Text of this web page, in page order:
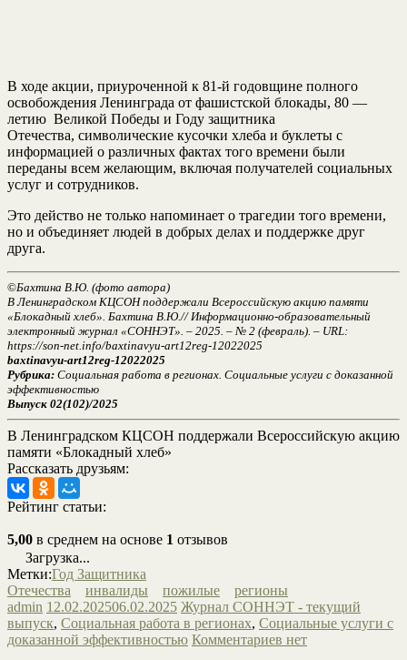
В ходе акции, приуроченной к 81-й годовщине полного
освобождения Ленинграда от фашистской блокады, 80 —
летию Великой Победы и Году защитника
Отечества, символические кусочки хлеба и буклеты с
информацией о различных фактах того времени были
переданы всем желающим, включая получателей социальных
услуг и сотрудников.
Это действо не только напоминает о трагедии того времени,
но и объединяет людей в добрых делах и поддержке друг
друга.
©Бахтина В.Ю. (фото автора)
В Ленинградском КЦСОН поддержали Всероссийскую акцию памяти
«Блокадный хлеб». Бахтина В.Ю.// Информационно-образовательный
электронный журнал «СОННЭТ». – 2025. – № 2 (февраль). – URL:
https://son-net.info/baxtinavyu-art12reg-12022025
baxtinavyu-art12reg-12022025
Рубрика: Социальная работа в регионах. Социальные услуги с доказанной
эффективностью
Выпуск 02(102)/2025
В Ленинградском КЦСОН поддержали Всероссийскую акцию
памяти «Блокадный хлеб»
Рассказать друзьям:
Рейтинг статьи:
5,00 в среднем на основе 1 отзывов
Загрузка...
Метки:Год Защитника
Отечества
инвалиды пожилые
регионы
admin 12.02.202506.02.2025 Журнал СОННЭТ - текущий
выпуск, Социальная работа в регионах, Социальные услуги с
доказанной эффективностью Комментариев нет